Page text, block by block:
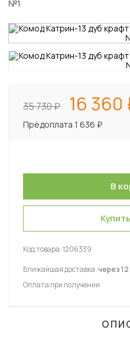
35 730 16 360
Предоплата 1 636 ₽
Код товара:1206339
Ближайшая доставка:через
Оплата при получении